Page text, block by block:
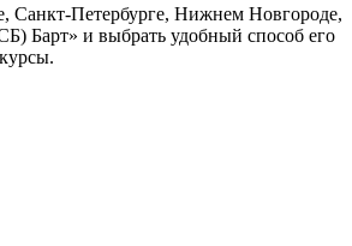
Санкт-Петербурге, Нижнем Новгороде,
Барт» и выбрать удобный способ его